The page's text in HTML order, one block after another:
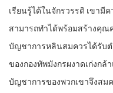
เรียนรู้​ได้​ใน​จักรวรรดิ​ เขา​
สามารถ​ทำได้​พร้อม​สร้าง​คุณ
บัญชาการ​หลิน​สมควร​ได้รับ​
ของ​กองทัพ​มังกร​ผงาด​เก่งก
บัญชาการ​ของ​พวกเขา​จึงสม